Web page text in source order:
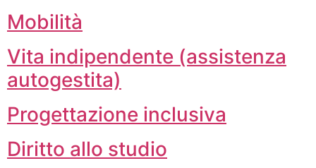
Mobilità
Vita indipendente (assistenza
autogestita)
Progettazione inclusiva
Diritto allo studio